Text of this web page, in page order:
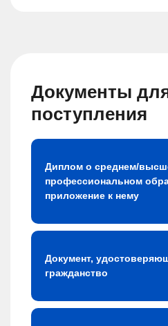
Документы
поступления
Диплом о среднем/
профессиональном
приложение к нему
Документ,
гражданство